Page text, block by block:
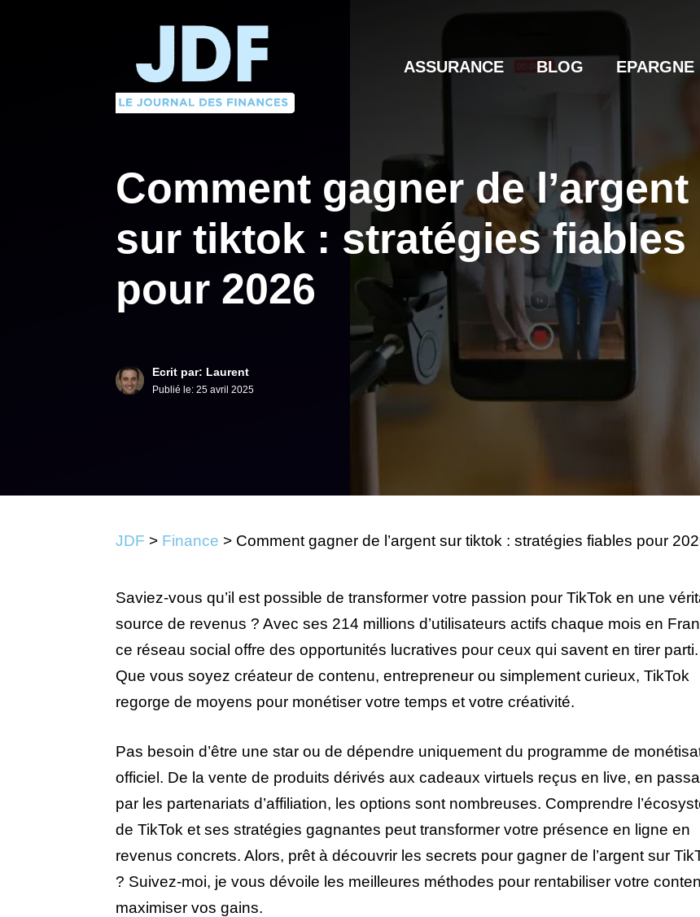
ASSURANCE BLOG EPARGNE
Comment gagner de l’argent
sur tiktok : stratégies fiables
pour 2026
Ecrit par: Laurent
Publié le: 25 avril 2025
JDF > Finance > Comment gagner de l’argent sur tiktok : stratégies fiables pour
Saviez-vous qu’il est possible de transformer votre passion pour TikTok en une
source de revenus ? Avec ses 214 millions d’utilisateurs actifs chaque mois en
ce réseau social offre des opportunités lucratives pour ceux qui savent en tirer parti.
Que vous soyez créateur de contenu, entrepreneur ou simplement curieux, TikTok
regorge de moyens pour monétiser votre temps et votre créativité.
Pas besoin d’être une star ou de dépendre uniquement du programme de
officiel. De la vente de produits dérivés aux cadeaux virtuels reçus en live, en
par les partenariats d’affiliation, les options sont nombreuses. Comprendre
de TikTok et ses stratégies gagnantes peut transformer votre présence en ligne en
revenus concrets. Alors, prêt à découvrir les secrets pour gagner de l’argent sur
? Suivez-moi, je vous dévoile les meilleures méthodes pour rentabiliser votre
maximiser vos gains.